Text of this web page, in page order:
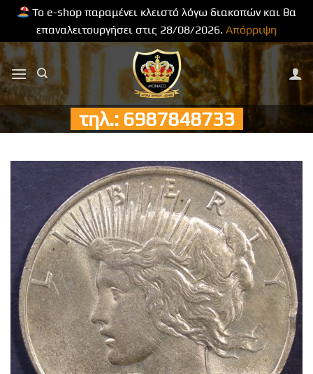
Το e-shop παραμένει κλειστό λόγω διακοπών και θα
επαναλειτουργήσει στις 28/08/2026. Απόρριψη
Μετάβαση
στο
περιεχόμενο
τηλ.: 6987848733